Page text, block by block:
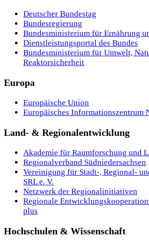
Deutscher Bundestag
Bundesregierung
Bundesministerium für Ernährung
Dienstleistungsportal des Bundes
Bundesministerium für Umwelt,
Reaktorsicherheit
Europa
Europäische Union
Europäisches Informationszentrum
Land- & Regionalentwicklung
Akademie für Raumforschung und
Regionalverband Südniedersachsen
Vereinigung für Stadt-, Regional-
SRL e. V.
Netzwerk der Regionalinitiativen
Regionale
plus
Hochschulen & Wissenschaft